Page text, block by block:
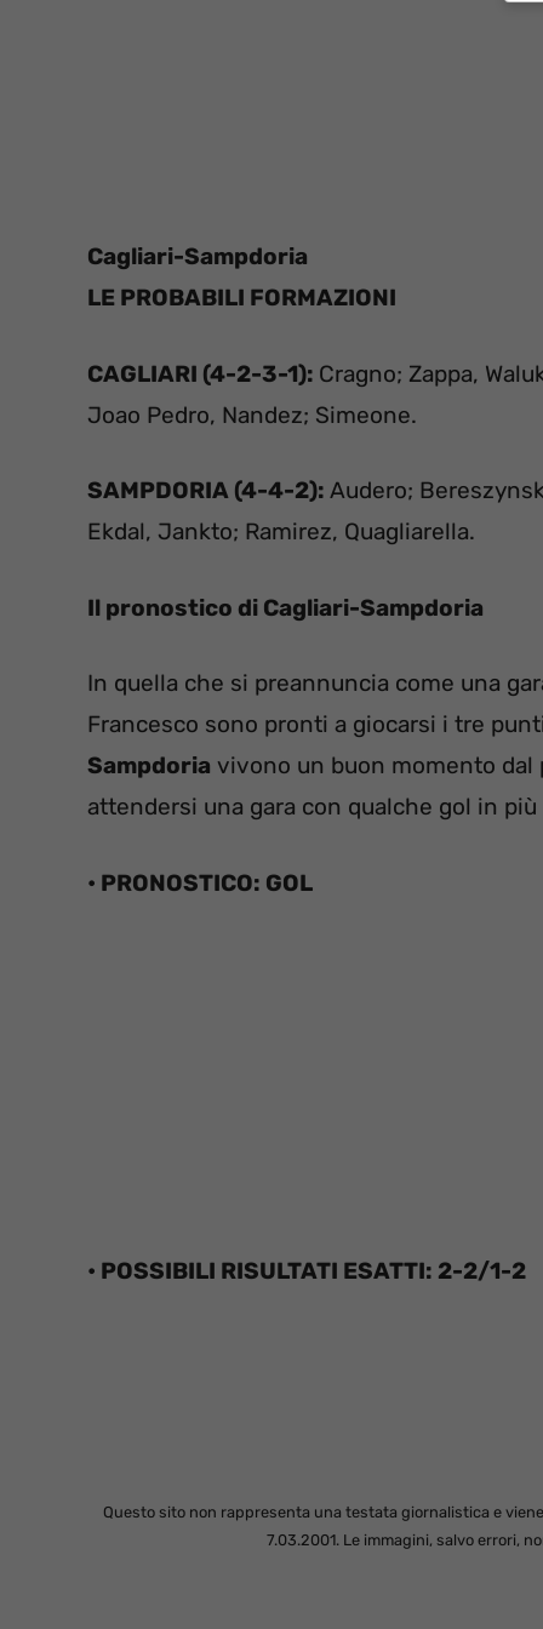
Cagliari-Sampdoria
LE PROBABILI FORMAZIONI
CAGLIARI (4-2-3-1): Cragno; Zappa,
Joao Pedro, Nandez; Simeone.
SAMPDORIA (4-4-2): Audero;
Ekdal, Jankto; Ramirez, Quagliarella.
Il pronostico di Cagliari-Sampdoria
In quella che si preannuncia come una
Francesco sono pronti a giocarsi i tre
Sampdoria vivono un buon momento
attendersi una gara con qualche gol in
• PRONOSTICO: GOL
• POSSIBILI RISULTATI ESATTI: 2-2/1-2
Questo sito non rappresenta una testata giornalistica e
7.03.2001. Le immagini, salvo errori,